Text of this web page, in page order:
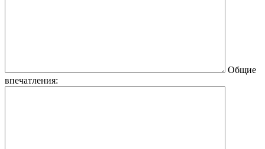
Общие
впечатления: